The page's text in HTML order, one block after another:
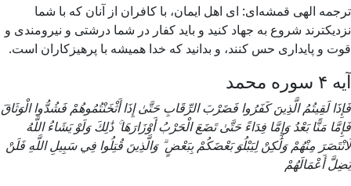
ترجمه الهی قمشه‌ای: ای اهل ایمان، با کافران از آنان که با شما
نزدیکترند شروع به جهاد کنید و باید کفار در شما درشتی و نیرومندی و
قوت و پایداری حس کنند، و بدانید که خدا همیشه با پرهیزکاران است.
آیه ۴ سوره محمد
فَإِذَا لَقِيتُمُ الَّذِينَ كَفَرُوا فَضَرْبَ الرِّقَابِ حَتَّىٰ إِذَا أَثْخَنْتُمُوهُمْ فَشُدُّوا الْوَثَاقَ
فَإِمَّا مَنًّا بَعْدُ وَإِمَّا فِدَاءً حَتَّىٰ تَضَعَ الْحَرْبُ أَوْزَارَهَا ۚ ذَٰلِكَ وَلَوْ يَشَاءُ اللَّهُ
لَانْتَصَرَ مِنْهُمْ وَلَٰكِنْ لِيَبْلُوَ بَعْضَكُمْ بِبَعْضٍ ۗ وَالَّذِينَ قُتِلُوا فِي سَبِيلِ اللَّهِ فَلَنْ
يُضِلَّ أَعْمَالَهُمْ